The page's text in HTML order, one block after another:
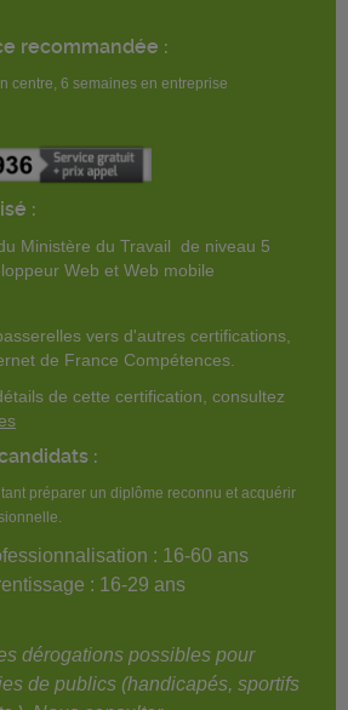
recommandée :
centre, 6 semaines en entreprise
:
Ministère du Travail de niveau 5
Web et Web mobile
vers d'autres certifications,
de France Compétences.
de cette certification, consultez
:
préparer un diplôme reconnu et acquérir
: 16-60 ans
: 16-29 ans
dérogations possibles pour
de publics (handicapés, sportifs